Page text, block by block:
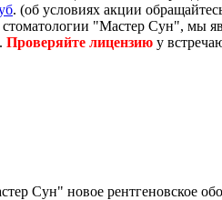
. (об условиях акции
стоматологии "Мастер Сун", мы
Проверяйте лицензию у
Сун" новое рентгеновское